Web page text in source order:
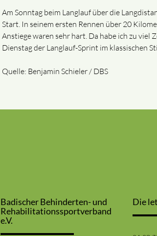
Am Sonntag beim Langlauf über die
Start. In seinem ersten Rennen über 20
Anstiege waren sehr hart. Da habe ich zu viel
Dienstag der Langlauf-Sprint im klassischen
Quelle: Benjamin Schieler / DBS
Badischer Behinderten- und
Rehabilitationssportverband
e.V.
Die